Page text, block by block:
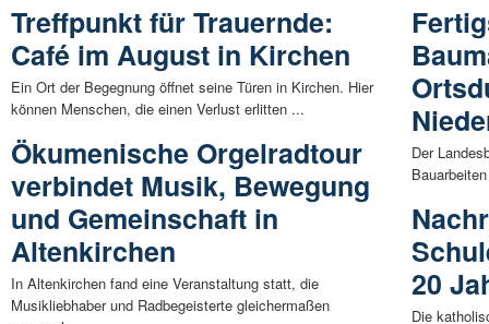
Treffpunkt für Trauernde:
Café im August in Kirchen
Ein Ort der Begegnung öffnet seine Türen in Kirchen. Hier
können Menschen, die einen Verlust erlitten ...
Ökumenische Orgelradtour
verbindet Musik, Bewegung
und Gemeinschaft in
Altenkirchen
In Altenkirchen fand eine Veranstaltung statt, die
Musikliebhaber und Radbegeisterte gleichermaßen
Der
20
Die